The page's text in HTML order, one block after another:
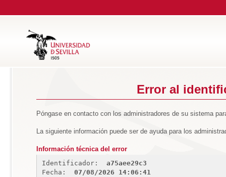
Error al
Póngase en contacto con los administradores de su sistema
La siguiente información puede ser de ayuda para los
Información técnica del error
Identificador:
a75aee29c3
Fecha:
07/08/2026 14:06:41